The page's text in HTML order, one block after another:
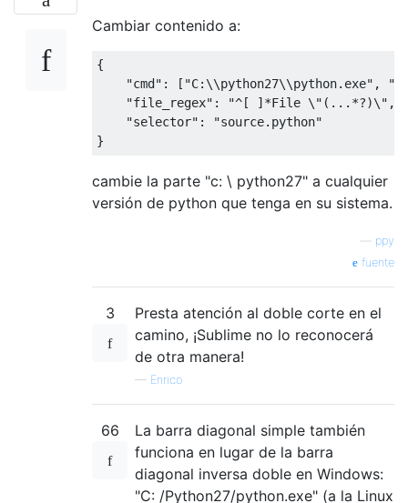
Cambiar contenido a:
{
"cmd" : [ "C:\\python27\\python.exe" ,
"-
"file_regex" :
"^[ ]*File \"(...*?)\",
"selector" :
"source.python"
}
cambie la parte "c: \ python27" a cualquier
versión de python que tenga en su sistema.
ppy
fuente
3
Presta atención al doble corte en el
camino, ¡Sublime no lo reconocerá
de otra manera!
— Enrico
66
La barra diagonal simple también
funciona en lugar de la barra
diagonal inversa doble en Windows:
"C: /Python27/python.exe" (a la Linux